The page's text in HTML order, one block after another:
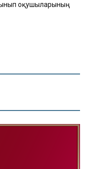
оқушыларының